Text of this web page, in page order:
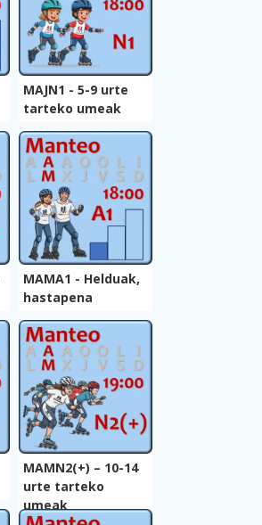
MAJN1 - 5-9 urte
tarteko umeak
MAMA1 - Helduak,
hastapena
MAMN2(+) – 10-14
urte tarteko
umeak